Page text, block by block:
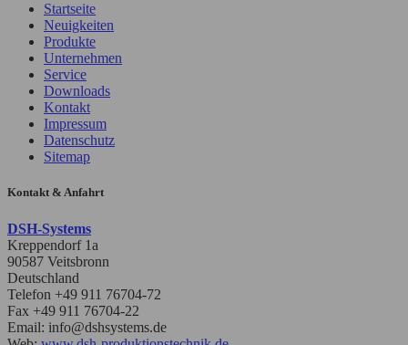
Startseite
Neuigkeiten
Produkte
Unternehmen
Service
Downloads
Kontakt
Impressum
Datenschutz
Sitemap
Kontakt & Anfahrt
DSH-Systems
Kreppendorf 1a
90587 Veitsbronn
Deutschland
Telefon +49 911 76704-72
Fax +49 911 76704-22
Email: info@dshsystems.de